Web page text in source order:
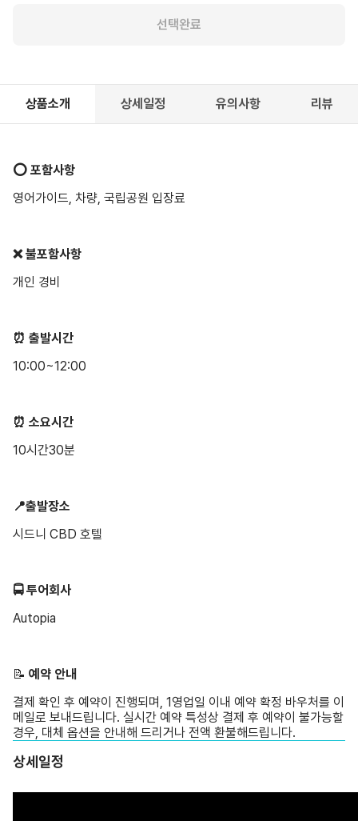
선택완료
상품소개 상세일정 유의사항 리뷰
⭕️ 포함사항
영어가이드, 차량, 국립공원 입장료
❌ 불포함사항
개인 경비
⏰ 출발시간
10:00~12:00
⏰ 소요시간
10시간30분
📍출발장소
시드니 CBD 호텔
🚍 투어회사
Autopia
📝 ️ 예약 안내
결제 확인 후 예약이 진행되며, 1영업일 이내 예약 확정 바우처를 이
메일로 보내드립니다. 실시간 예약 특성상 결제 후 예약이 불가능할
경우, 대체 옵션을 안내해 드리거나 전액 환불해드립니다.
상세일정